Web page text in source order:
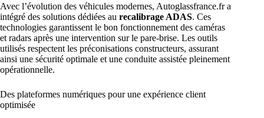
Avec l’évolution des véhicules modernes, Autoglassfrance.fr a
intégré des solutions dédiées au recalibrage ADAS. Ces
technologies garantissent le bon fonctionnement des caméras
et radars après une intervention sur le pare-brise. Les outils
utilisés respectent les préconisations constructeurs, assurant
ainsi une sécurité optimale et une conduite assistée pleinement
opérationnelle.
Des plateformes numériques pour une expérience client
optimisée